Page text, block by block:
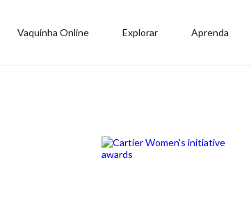
Vaquinha Online Explorar Aprenda